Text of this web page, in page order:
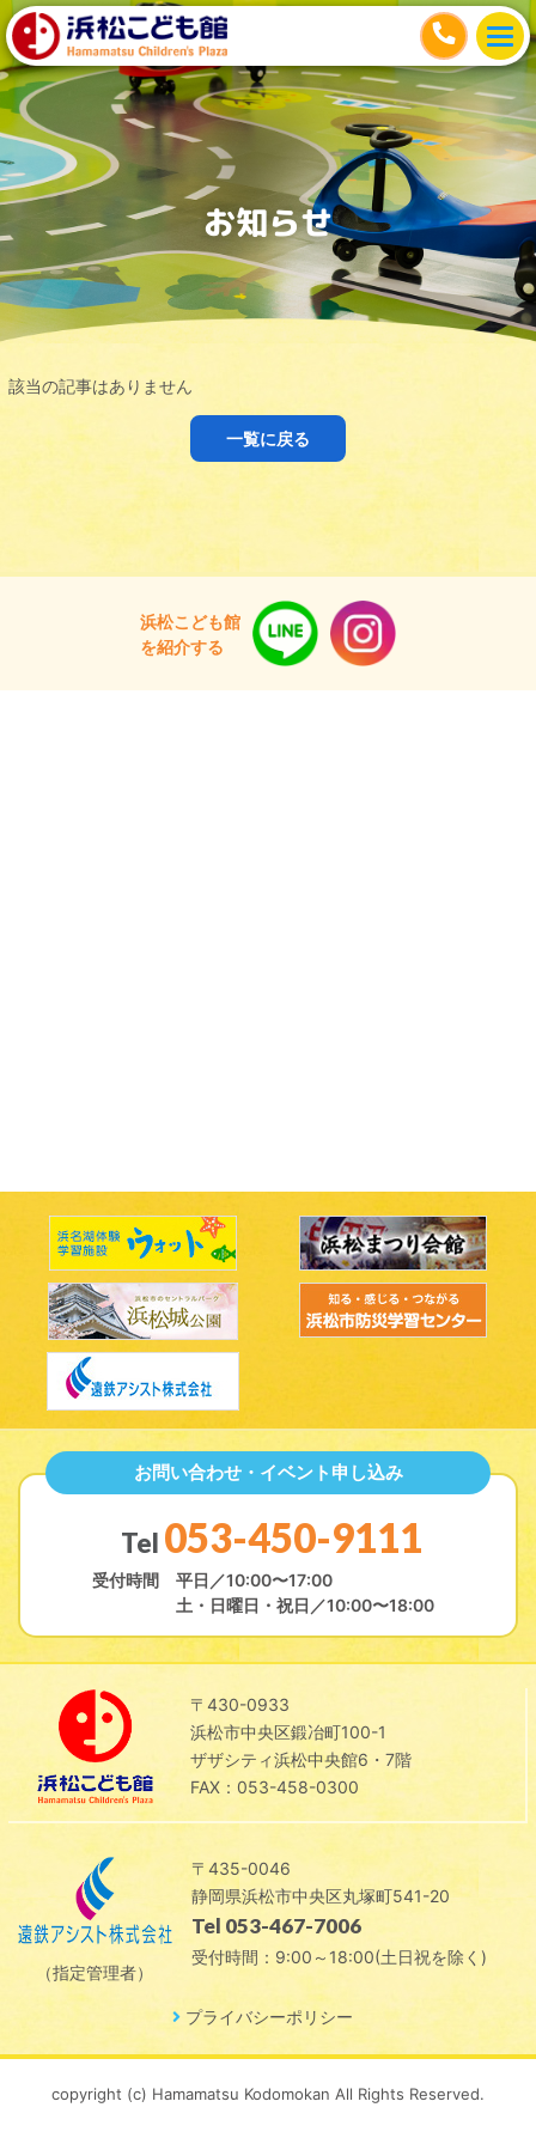
お知らせ
該当の記事はありません
一覧に戻る
浜松こども館
を紹介する
お問い合わせ・イベント申し込み
Tel 053-450-9111
受付時間
平日／10:00〜17:00
土・日曜日・祝日／10:00〜18:00
〒430-0933
浜松市中央区鍛冶町100-1
ザザシティ浜松中央館6・7階
FAX：053-458-0300
（指定管理者）
〒435-0046
静岡県浜松市中央区丸塚町541-20
Tel 053-467-7006
受付時間：9:00～18:00(土日祝を除く)
プライバシーポリシー
copyright (c) Hamamatsu Kodomokan All Rights Reserved.